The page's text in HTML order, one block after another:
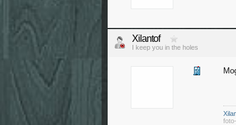
Xilantof
I keep you in the holes